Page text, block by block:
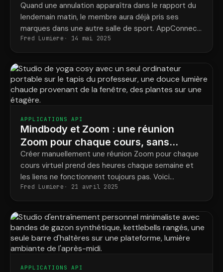
qu’elles se produisent
Quand une annulation apparaîtra dans le rapport du
lendemain matin, le membre aura déjà pris ses
marques dans une autre salle de sport. AppConnect
lance vos campagnes de fidélisation en quelques
minutes, vous laissant ainsi une chance de le
convaincre.
Fred Lumiere 14 mai 2025
APPLICATIONS API
Mindbody et Zoom : une réunion
Zoom pour chaque cours, sans
configuration manuelle
Créer manuellement une réunion Zoom pour chaque
cours virtuel prend des heures chaque semaine et
les liens ne fonctionnent toujours pas. Voici
comment faire en sorte que chaque classe crée sa
propre réunion.
Fred Lumiere 21 avril 2025
APPLICATIONS API